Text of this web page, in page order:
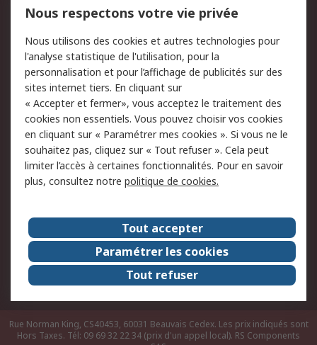
du site
Politique de protection
des données - Mise à
jour
Sécurité des E-mails
Conditions générales
de vente
Politique anti-
corruption
Campagnes marketing
A propos de RS
A propos de RS France
Evénements
Le groupe RS Group Plc
Presse
RS dans le monde
Démarche RSE
Nous rejoindre
RS Particuliers
Rue Norman King, CS40453, 60031 Beauvais Cedex. Les prix indiqués sont
Hors Taxes. Tél: 09 69 32 22 34 (prix d'un appel local). RS Components
Nous respectons votre vie privée
Nous utilisons des cookies et autres technologies pour
l'analyse statistique de l'utilisation, pour la
personnalisation et pour l’affichage de publicités sur des
sites internet tiers. En cliquant sur
« Accepter et fermer», vous acceptez le traitement des
cookies non essentiels. Vous pouvez choisir vos cookies
en cliquant sur « Paramétrer mes cookies ». Si vous ne le
souhaitez pas, cliquez sur « Tout refuser ». Cela peut
limiter l’accès à certaines fonctionnalités. Pour en savoir
plus, consultez notre politique de cookies.
Tout accepter
Paramétrer les cookies
Tout refuser